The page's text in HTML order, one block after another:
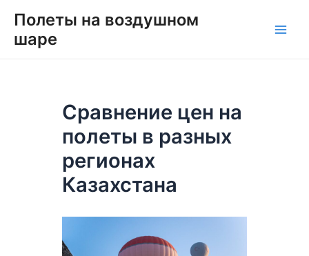
содержимому
Полеты на воздушном
шаре
Сравнение цен на
полеты в разных
регионах
Казахстана
по
записям